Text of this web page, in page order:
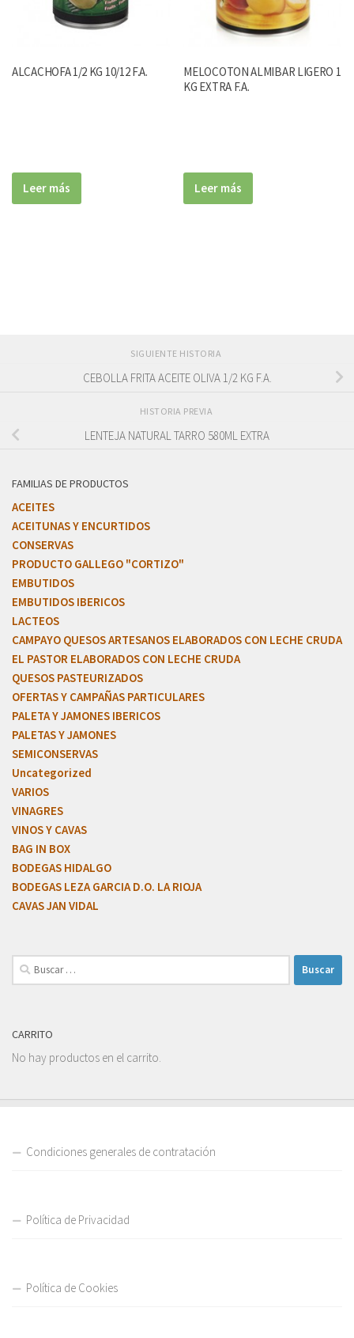
ALCACHOFA 1/2 KG 10/12 F.A.
Leer más
MELOCOTON ALMIBAR LIGERO 1
KG EXTRA F.A.
Leer más
SIGUIENTE HISTORIA
CEBOLLA FRITA ACEITE OLIVA 1/2 KG F.A.
HISTORIA PREVIA
LENTEJA NATURAL TARRO 580ML EXTRA
FAMILIAS DE PRODUCTOS
ACEITES
ACEITUNAS Y ENCURTIDOS
CONSERVAS
PRODUCTO GALLEGO "CORTIZO"
EMBUTIDOS
EMBUTIDOS IBERICOS
LACTEOS
CAMPAYO QUESOS ARTESANOS ELABORADOS CON LECHE CRUDA
EL PASTOR ELABORADOS CON LECHE CRUDA
QUESOS PASTEURIZADOS
OFERTAS Y CAMPAÑAS PARTICULARES
PALETA Y JAMONES IBERICOS
PALETAS Y JAMONES
SEMICONSERVAS
Uncategorized
VARIOS
VINAGRES
VINOS Y CAVAS
BAG IN BOX
BODEGAS HIDALGO
BODEGAS LEZA GARCIA D.O. LA RIOJA
CAVAS JAN VIDAL
CARRITO
No hay productos en el carrito.
Condiciones generales de contratación
Política de Privacidad
Política de Cookies